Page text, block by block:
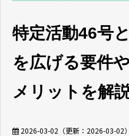
無料
特定活動46号
を広げる要件
メリットを解
2026-03-02 （更新： 2026-03-02）